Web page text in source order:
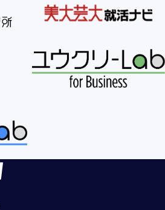
供するため
心・安全にご利用いただける環境整
営・管理のため
するご案内、お問い合せ等への対応
サービスについての調査・データ集
め
商品・サービスなどのご案内を送
の必要な連絡を行うため
する当社の規約、ポリシー等（以下
）に違反する行為に対する対応のた